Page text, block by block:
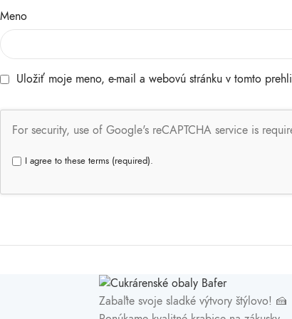
Meno
Uložiť moje meno, e-mail a webovú stránku v tomto
For security, use of Google's reCAPTCHA service is
I agree to these terms (required).
Zabaľte svoje sladké výtvory štýlovo! 🍰